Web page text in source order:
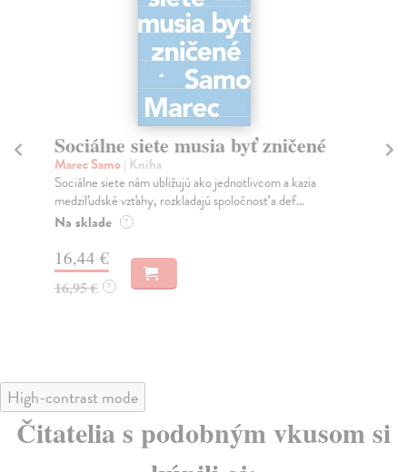
Sociálne siete musia byť zničené
Marec Samo| Kniha
Sociálne siete nám ubližujú ako jednotlivcom a kazia
medziľudské vzťahy, rozkladajú spoločnosť a def...
Na sklade ?
16,44 €
16,95 € ?
High-contrast mode
Čitatelia s podobným vkusom si